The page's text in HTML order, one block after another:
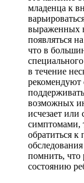
младенца к
выраженных
появляться
что в
в течение
рекомендуют
возможных
исчезает или
симптомами,
обратиться к
помнить, что
состоянию